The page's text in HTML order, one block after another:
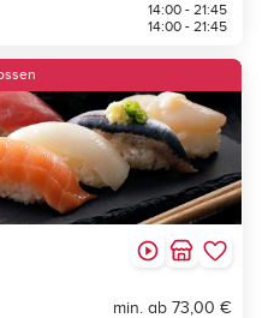
14:00 - 21:45
14:00 - 21:45
min. ab 73,00 €